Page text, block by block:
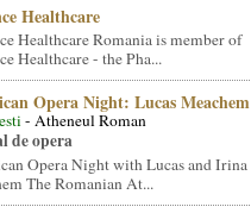
Healthcare
Healthcare Romania is member of
Healthcare - the Pha...
Opera Night: Lucas Meachem
- Atheneul Roman
de opera
Opera Night with Lucas and Irina
The Romanian At...